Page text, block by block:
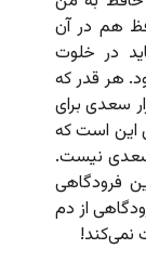
هم در آن
در خلوت
هر قدر که
سعدی برای
این است که
سعدی نیست.
فرودگاهی
از دم
نمی‌کند!